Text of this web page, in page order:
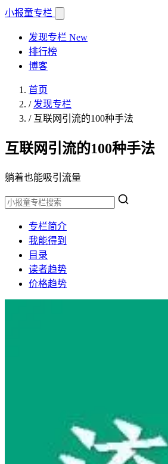
小报童专栏
发现专栏 New
排行榜
博客
首页
/ 发现专栏
/ 互联网引流的100种手法
互联网引流的100种手法
躺着也能吸引流量
专栏简介
我能得到
目录
读者趋势
价格趋势